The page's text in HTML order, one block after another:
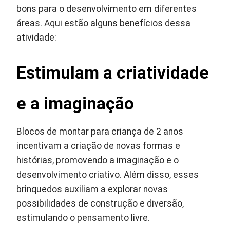
bons para o desenvolvimento em diferentes
áreas. Aqui estão alguns benefícios dessa
atividade:
Estimulam a criatividade
e a imaginação
Blocos de montar para criança de 2 anos
incentivam a criação de novas formas e
histórias, promovendo a imaginação e o
desenvolvimento criativo. Além disso, esses
brinquedos auxiliam a explorar novas
possibilidades de construção e diversão,
estimulando o pensamento livre.